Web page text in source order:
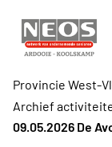
Provincie West-
Archief
09.05.2026 De